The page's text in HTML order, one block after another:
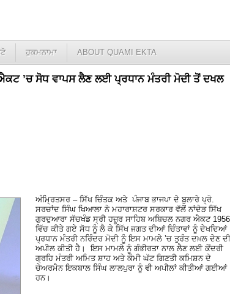
ਹੁਕਮਨਾਮਾ ABOUT QUAMI EKTA
’ਚ ਸੋਧ ਵਾਪਸ ਲੈਣ ਲਈ ਪ੍ਰਧਾਨ ਮੰਤਰੀ ਮੋਦੀ ਤੋਂ ਦਖਲ
ਅੰਮ੍ਰਿਤਸਰ – ਸਿੱਖ ਚਿੰਤਕ ਅਤੇ ਪੰਜਾਬ ਭਾਜਪਾ ਦੇ ਬੁਲਾਰੇ ਪ੍ਰੋ.
ਸਰਚਾਂਦ ਸਿੰਘ ਖਿਆਲਾ ਨੇ ਮਹਾਰਾਸ਼ਟਰ ਸਰਕਾਰ ਵੱਲੋਂ ਨਾਂਦੇੜ ਸਿੱਖ
ਗੁਰਦੁਆਰਾ ਸੱਚਖੰਡ ਸ੍ਰੀ ਹਜ਼ੂਰ ਸਾਹਿਬ ਅਬਿਚਲ ਨਗਰ ਐਕਟ 1956
ਵਿੱਚ ਕੀਤੇ ਗਏ ਸੋਧ ਨੂੰ ਲੈ ਕੇ ਸਿੱਖ ਜਗਤ ਦੀਆਂ ਚਿੰਤਾਵਾਂ ਨੂੰ ਦੇਖਦਿਆਂ
ਪ੍ਰਧਾਨ ਮੰਤਰੀ ਨਰਿੰਦਰ ਮੋਦੀ ਨੂੰ ਇਸ ਮਾਮਲੇ ’ਚ ਤੁਰੰਤ ਦਖ਼ਲ ਦੇਣ ਦੀ
ਅਪੀਲ ਕੀਤੀ ਹੈ। ਇਸ ਮਾਮਲੇ ਨੂੰ ਗੰਭੀਰਤਾ ਨਾਲ ਲੈਣ ਲਈ ਕੇਂਦਰੀ
ਗ੍ਰਹਿ ਮੰਤਰੀ ਅਮਿਤ ਸ਼ਾਹ ਅਤੇ ਕੌਮੀ ਘੱਟ ਗਿਣਤੀ ਕਮਿਸ਼ਨ ਦੇ
ਚੇਅਰਮੈਨ ਇਕਬਾਲ ਸਿੰਘ ਲਾਲਪੁਰਾ ਨੂੰ ਵੀ ਅਪੀਲਾਂ ਕੀਤੀਆਂ ਗਈਆਂ
ਹਨ।